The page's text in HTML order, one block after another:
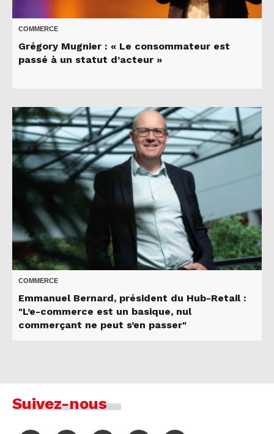
COMMERCE
Grégory Mugnier : « Le consommateur est
passé à un statut d’acteur »
COMMERCE
Emmanuel Bernard, président du Hub-Retail :
"L’e-commerce est un basique, nul
commerçant ne peut s’en passer"
Suivez-nous